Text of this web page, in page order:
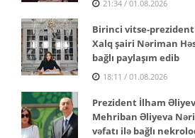
21:34 / 01.08.2026
Birinci vitse-
Xalq şairi Nəriman
bağlı paylaşım edib
18:11 / 01.08.2026
Prezident İlham
Mehriban Əliyeva
vəfatı ilə bağlı